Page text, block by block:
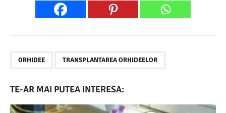
ORHIDEE TRANSPLANTAREA ORHIDEELOR
TE-AR MAI PUTEA INTERESA: